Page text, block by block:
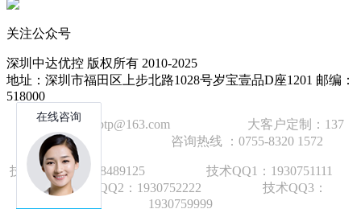
关注公众号
深圳中达优控 版权所有 2010-2025
地址：深圳市福田区上步北路1028号岁宝壹品D座1201 邮编：
518000
技术邮箱：wzbtp@163.com 大客户定制：137
1392 2586 咨询热线 ：0755-8320 1572
技术手机：18928489125
技术QQ1：1930751111
技术QQ2：1930752222 技术QQ3：
1930759999